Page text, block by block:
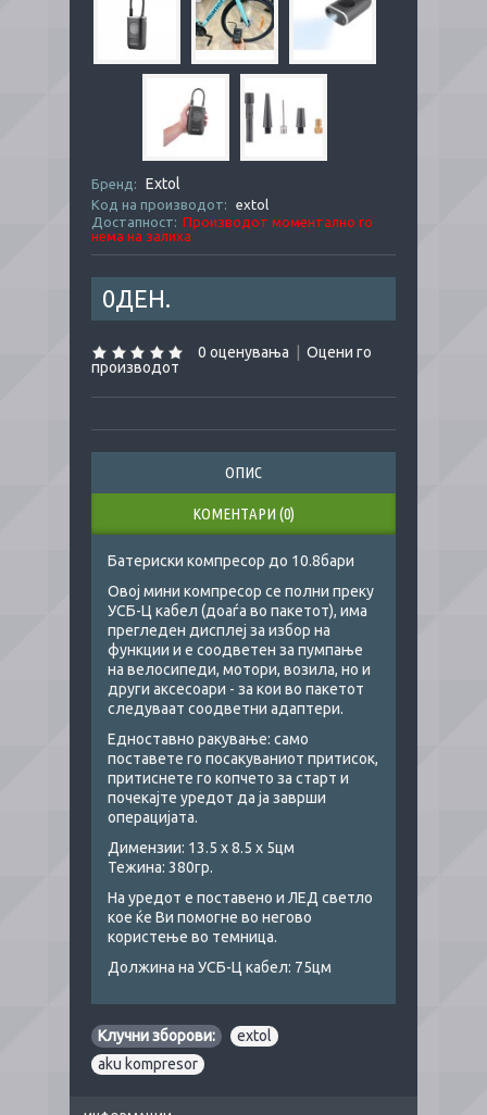
Бренд: Extol
Код на производот:
extol
Достапност: Производот моментално го
нема на залиха
0ДЕН.
0 оценувања
Оцени го
производот
ОПИС
КОМЕНТАРИ (0)
Батериски компресор до 10.8бари
Овој мини компресор се полни преку
УСБ-Ц кабел (доаѓа во пакетот), има
прегледен дисплеј за избор на
функции и е соодветен за пумпање
на велосипеди, мотори, возила, но и
други аксесоари - за кои во пакетот
следуваат соодветни адаптери.
Едноставно ракување: само
поставете го посакуваниот притисок,
притиснете го копчето за старт и
почекајте уредот да ја заврши
операцијата.
Димензии: 13.5 х 8.5 х 5цм
Тежина: 380гр.
На уредот е поставено и ЛЕД светло
кое ќе Ви помогне во негово
користење во темница.
Должина на УСБ-Ц кабел: 75цм
Клучни зборови: extol
aku kompresor